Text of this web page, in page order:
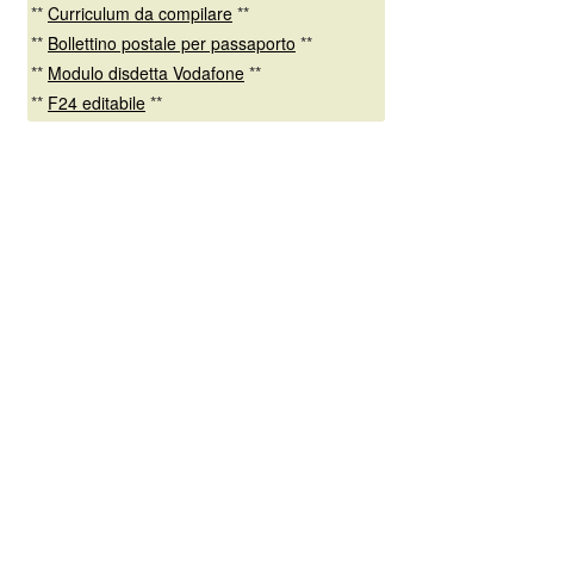
** Curriculum da compilare **
** Bollettino postale per passaporto **
** Modulo disdetta Vodafone **
** F24 editabile **